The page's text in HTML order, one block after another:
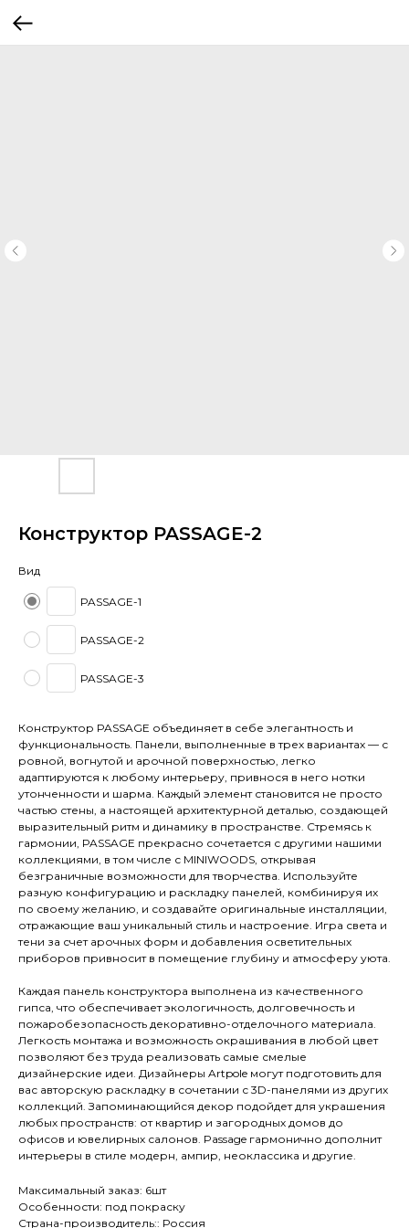
Конструктор PASSAGE-2
Вид
PASSAGE-1
PASSAGE-2
PASSAGE-3
Конструктор PASSAGE объединяет в себе элегантность и
функциональность. Панели, выполненные в трех вариантах — с
ровной, вогнутой и арочной поверхностью, легко
адаптируются к любому интерьеру, привнося в него нотки
утонченности и шарма. Каждый элемент становится не просто
частью стены, а настоящей архитектурной деталью, создающей
выразительный ритм и динамику в пространстве. Стремясь к
гармонии, PASSAGE прекрасно сочетается с другими нашими
коллекциями, в том числе с MINIWOODS, открывая
безграничные возможности для творчества. Используйте
разную конфигурацию и раскладку панелей, комбинируя их
по своему желанию, и создавайте оригинальные инсталляции,
отражающие ваш уникальный стиль и настроение. Игра света и
тени за счет арочных форм и добавления осветительных
приборов привносит в помещение глубину и атмосферу уюта.
Каждая панель конструктора выполнена из качественного
гипса, что обеспечивает экологичность, долговечность и
пожаробезопасность декоративно-отделочного материала.
Легкость монтажа и возможность окрашивания в любой цвет
позволяют без труда реализовать самые смелые
дизайнерские идеи. Дизайнеры Artpole могут подготовить для
вас авторскую раскладку в сочетании с 3D-панелями из других
коллекций. Запоминающийся декор подойдет для украшения
любых пространств: от квартир и загородных домов до
офисов и ювелирных салонов. Passage гармонично дополнит
интерьеры в стиле модерн, ампир, неоклассика и другие.
Максимальный заказ: 6шт
Особенности: под покраску
Страна-производитель:: Россия